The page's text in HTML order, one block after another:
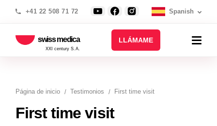
+41 22 508 71 72 Spanish
swiss medica
XXI century S.A.
LLÁMAME
Página de inicio Testimonios First time visit
First time visit